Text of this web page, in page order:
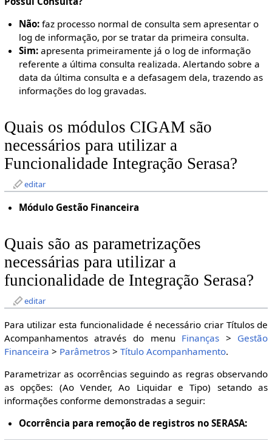
Não: faz processo normal de consulta sem apresentar o
log de informação, por se tratar da primeira consulta.
Sim: apresenta primeiramente já o log de informação
referente a última consulta realizada. Alertando sobre a
data da última consulta e a defasagem dela, trazendo as
informações do log gravadas.
Quais os módulos CIGAM são
necessários para utilizar a
Funcionalidade Integração Serasa?
editar
Módulo Gestão Financeira
Quais são as parametrizações
necessárias para utilizar a
funcionalidade de Integração Serasa?
editar
Para utilizar esta funcionalidade é necessário criar Títulos de
Acompanhamentos através do menu Finanças > Gestão
Financeira > Parâmetros> Título Acompanhamento.
Parametrizar as ocorrências seguindo as regras observando
as opções: (Ao Vender, Ao Liquidar e Tipo) setando as
informações conforme demonstradas a seguir:
Ocorrência para remoção de registros no SERASA: